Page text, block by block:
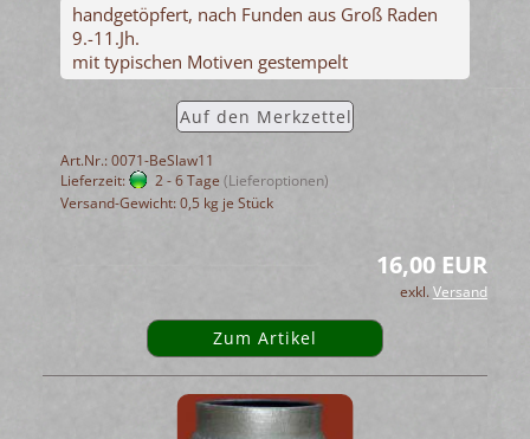
handgetöpfert, nach Funden aus Groß Raden
9.-11.Jh.
mit typischen Motiven gestempelt
Auf den Merkzettel
Art.Nr.: 0071-BeSlaw11
Lieferzeit:
2 - 6 Tage (Lieferoptionen)
Versand-Gewicht:0,5 kg je Stück
16,00 EUR
exkl.Versand
Zum Artikel